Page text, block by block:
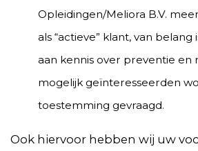
Opleidingen/Meliora B.V.
als “actieve” klant, van
aan kennis over preventie en
mogelijk geïnteresseerden
toestemming gevraagd.
Ook hiervoor hebben wij uw